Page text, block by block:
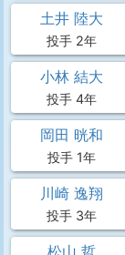
土井 陸大
投手 2年
小林 結大
投手 4年
岡田 晄和
投手 1年
川崎 逸翔
投手 3年
松山 哲